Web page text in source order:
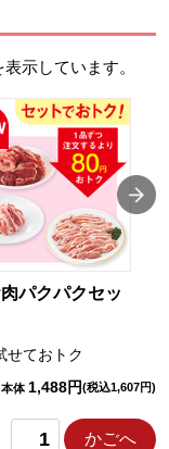
示しています。
パクパクセッ
せておトク
本体 1,488円(税込1,607円)
かごへ